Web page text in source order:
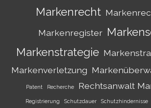
Markenrecht
Markenregister
Markenstrategie
Markenverletzung
Patent Recherche Rechtsanwalt
Registrierung Schutzdauer Schutzhindernisse